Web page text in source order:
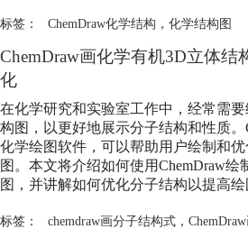
标签： ChemDraw化学结构 ， 化学结构图
ChemDraw画化学有机3D立体结
化
在化学研究和实验室工作中，经常需
构图，以更好地展示分子结构和性质。
化学绘图软件，可以帮助用户绘制和
图。本文将介绍如何使用ChemDraw绘
图，并讲解如何优化分子结构以提高绘
标签： chemdraw画分子结构式，